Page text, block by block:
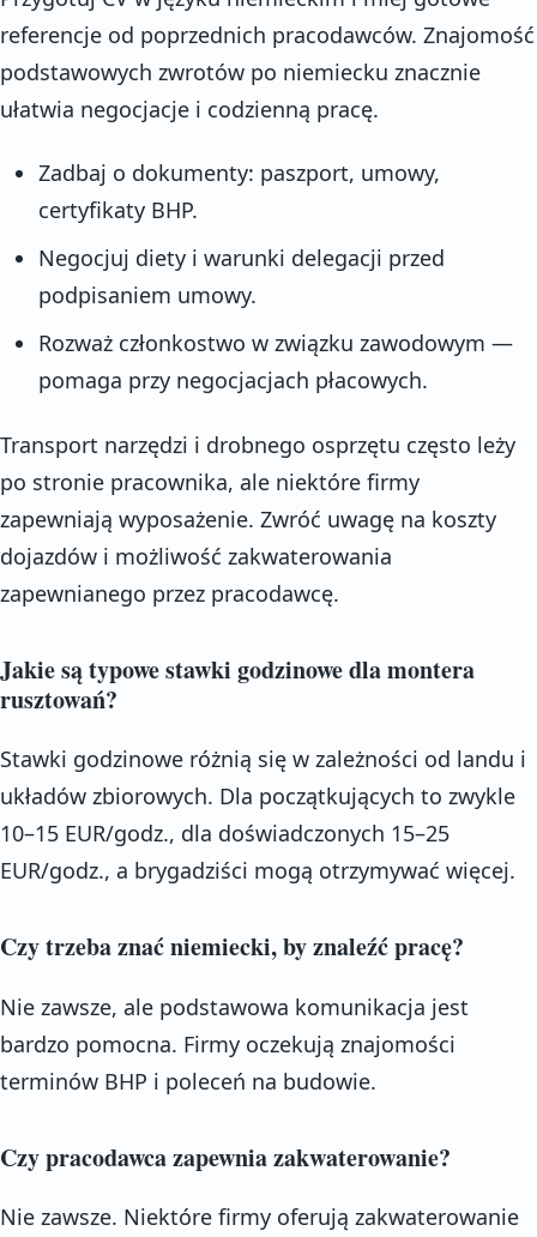
referencje od poprzednich pracodawców. Znajomość
podstawowych zwrotów po niemiecku znacznie
ułatwia negocjacje i codzienną pracę.
Zadbaj o dokumenty: paszport, umowy,
certyfikaty BHP.
Negocjuj diety i warunki delegacji przed
podpisaniem umowy.
Rozważ członkostwo w związku zawodowym —
pomaga przy negocjacjach płacowych.
Transport narzędzi i drobnego osprzętu często leży
po stronie pracownika, ale niektóre firmy
zapewniają wyposażenie. Zwróć uwagę na koszty
dojazdów i możliwość zakwaterowania
zapewnianego przez pracodawcę.
Jakie są typowe stawki godzinowe dla montera
rusztowań?
Stawki godzinowe różnią się w zależności od landu i
układów zbiorowych. Dla początkujących to zwykle
10–15 EUR/godz., dla doświadczonych 15–25
EUR/godz., a brygadziści mogą otrzymywać więcej.
Czy trzeba znać niemiecki, by znaleźć pracę?
Nie zawsze, ale podstawowa komunikacja jest
bardzo pomocna. Firmy oczekują znajomości
terminów BHP i poleceń na budowie.
Czy pracodawca zapewnia zakwaterowanie?
Nie zawsze. Niektóre firmy oferują zakwaterowanie